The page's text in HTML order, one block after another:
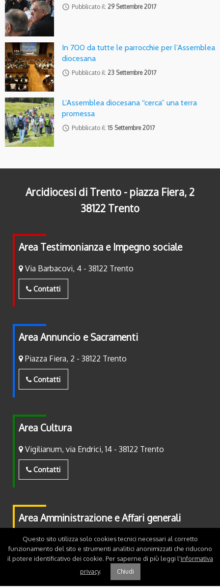
access_time Pubblicato il: 29 Settembre 2017
In 700 da tutte le parrocchie per l’Assemblea
diocesana
access_time Pubblicato il: 23 Settembre 2017
L’Assemblea diocesana “cerca” una terra
promessa
access_time Pubblicato il: 15 Settembre 2017
Arcidiocesi di Trento - piazza Fiera, 2
38122 Trento
Area Testimonianza e Impegno sociale
Via Barbacovi, 4 - 38122 Trento
Contatti
Area Annuncio e Sacramenti
Piazza Fiera, 2 - 38122 Trento
Contatti
Area Cultura
Vigilianum, via Endrici, 14 - 38122 Trento
Contatti
Area Amministrazione e Affari generali
Piazza Fiera, 2 - 38122 Trento
Contatti
Questo sito utilizza solo cookies tecnici necessari al corretto
funzionamento del sito e strumenti analitici anonimizzati che riducono
il potere identificativo dei cookie. Per saperne di più leggi l'informativa
privacy. Chiudi